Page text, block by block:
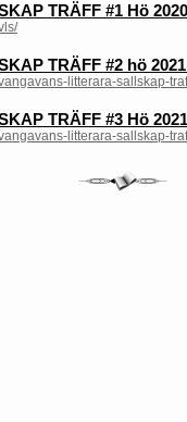
TRÄFF #1 Hö 2020
TRÄFF #2 hö
litterara-sallskap-
TRÄFF #3 Hö
litterara-sallskap-